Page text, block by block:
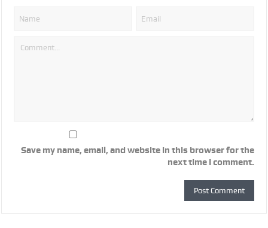
Save my name, email, and website in this browser for the
next time I comment.